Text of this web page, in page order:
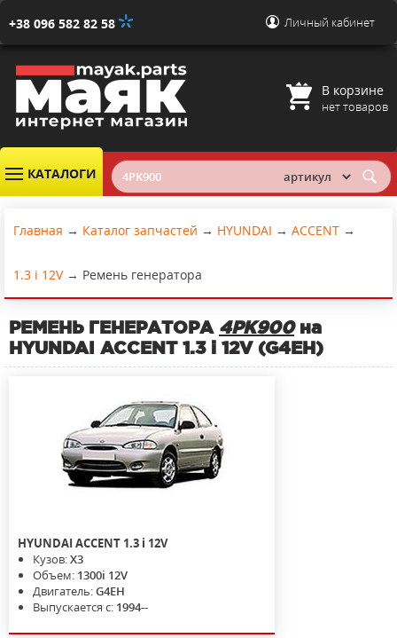
+38 096 582 82 58 Личный кабинет
В корзине
нет товаров
КАТАЛОГИ
Главная → Каталог запчастей → HYUNDAI → ACCENT →
1.3 i 12V → Ремень генератора
РЕМЕНЬ ГЕНЕРАТОРА 4PK900на
HYUNDAI ACCENT 1.3 i 12V (G4EH)
HYUNDAIACCENT 1.3 i 12V
Кузов:X3
Объем: 1300i 12V
Двигатель:G4EH
Выпускается с: 1994--